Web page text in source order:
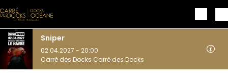
Aller au contenu principal
Sniper
02.04.2027 - 20:00
Carré des Docks Carré des Docks